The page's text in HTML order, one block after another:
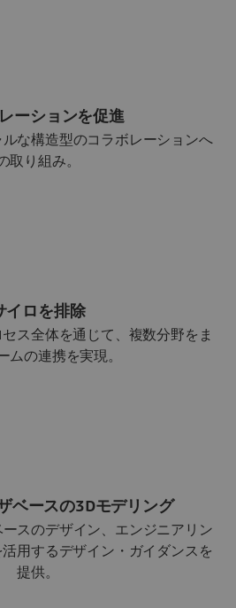
ーションを促進
な構造型のコラボレーションへ
取り組み。
イロを排除
ス全体を通じて、複数分野をま
ムの連携を実現。
ベースの3Dモデリング
スのデザイン、エンジニアリン
用するデザイン・ガイダンスを
提供。